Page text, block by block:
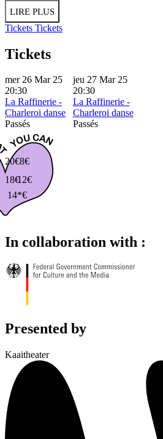
LIRE PLUS
Tickets Tickets
Tickets
mer 26 Mar 25
20:30
La Raffinerie -
Charleroi danse
Passés
jeu 27 Mar 25
20:30
La Raffinerie -
Charleroi danse
Passés
20€
18€
14*€
12€
8€
In collaboration with :
Presented by
Kaaitheater